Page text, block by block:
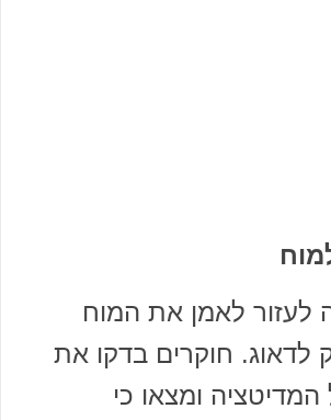
לעזור לאמן את המוח
חוקרים בדקו את
ומצאו כי